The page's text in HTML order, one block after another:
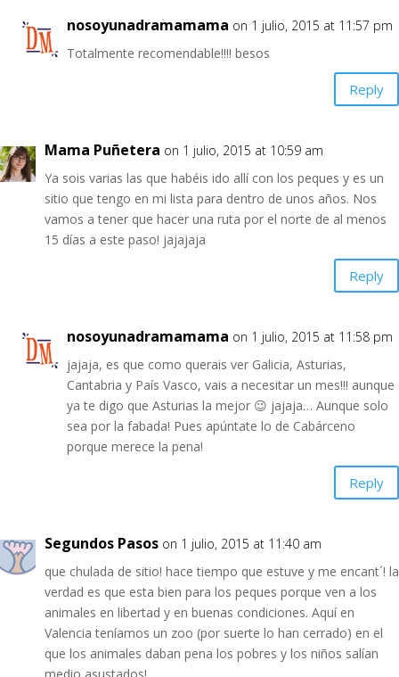
nosoyunadramamama on 1 julio, 2015 at 11:57 pm
Totalmente recomendable!!!! besos
Reply
Mama Puñetera on 1 julio, 2015 at 10:59 am
Ya sois varias las que habéis ido allí con los peques y es un
sitio que tengo en mi lista para dentro de unos años. Nos
vamos a tener que hacer una ruta por el norte de al menos
15 días a este paso! jajajaja
Reply
nosoyunadramamama on 1 julio, 2015 at 11:58 pm
jajaja, es que como querais ver Galicia, Asturias,
Cantabria y País Vasco, vais a necesitar un mes!!! aunque
ya te digo que Asturias la mejor 😉 jajaja… Aunque solo
sea por la fabada! Pues apúntate lo de Cabárceno
porque merece la pena!
Reply
Segundos Pasos on 1 julio, 2015 at 11:40 am
que chulada de sitio! hace tiempo que estuve y me encant´! la
verdad es que esta bien para los peques porque ven a los
animales en libertad y en buenas condiciones. Aquí en
Valencia teníamos un zoo (por suerte lo han cerrado) en el
que los animales daban pena los pobres y los niños salían